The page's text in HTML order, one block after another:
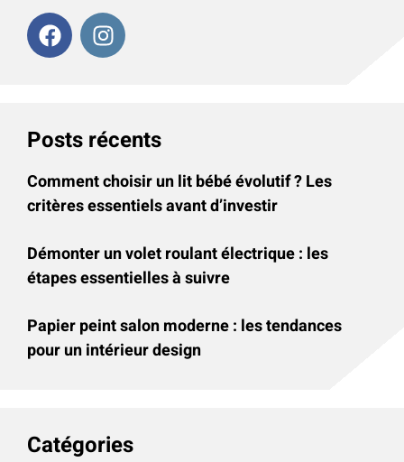
Posts récents
Comment choisir un lit bébé évolutif ? Les
critères essentiels avant d’investir
Démonter un volet roulant électrique : les
étapes essentielles à suivre
Papier peint salon moderne : les tendances
pour un intérieur design
Catégories